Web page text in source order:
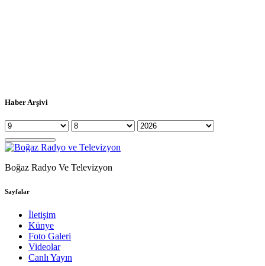
Haber Arşivi
Boğaz Radyo Ve Televizyon
Sayfalar
İletişim
Künye
Foto Galeri
Videolar
Canlı Yayın